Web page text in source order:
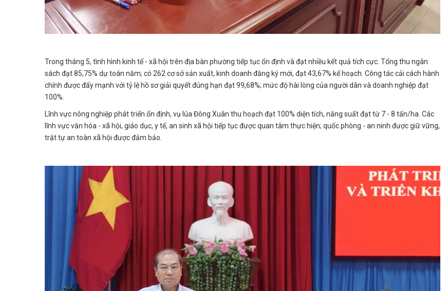
Trong tháng 5, tình hình kinh tế - xã hội trên địa bàn phường tiếp tục ổn định và đạt nhiều kết quả tích cực. Tổng thu ngân
sách đạt 85,75% dự toán năm; có 262 cơ sở sản xuất, kinh doanh đăng ký mới, đạt 43,67% kế hoạch. Công tác cải cách hành
chính được đẩy mạnh với tỷ lệ hồ sơ giải quyết đúng hạn đạt 99,68%; mức độ hài lòng của người dân và doanh nghiệp đạt
100%.
Lĩnh vực nông nghiệp phát triển ổn định, vụ lúa Đông Xuân thu hoạch đạt 100% diện tích, năng suất đạt từ 7 - 8 tấn/ha. Các
lĩnh vực văn hóa - xã hội, giáo dục, y tế, an sinh xã hội tiếp tục được quan tâm thực hiện; quốc phòng - an ninh được giữ vững,
trật tự an toàn xã hội được đảm bảo.